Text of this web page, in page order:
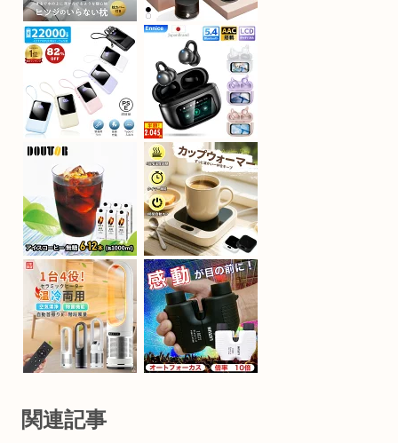
関連記事